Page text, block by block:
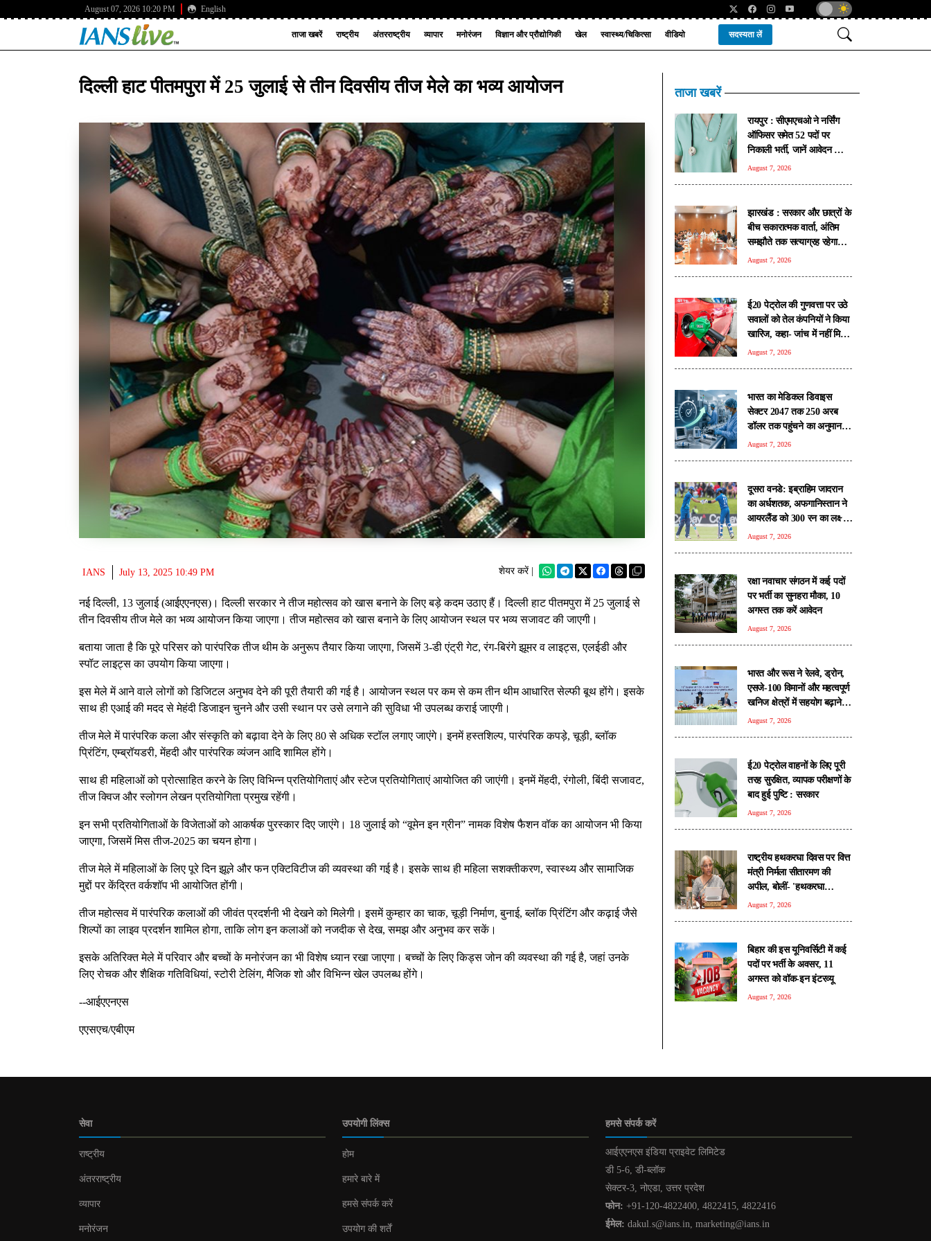
August 07, 2026 10:20 PM English
ताजा खबरें राष्ट्रीय अंतरराष्ट्रीय व्यापार मनोरंजन विज्ञान और प्रौद्योगिकी खेल स्वास्थ्य/चिकित्सा वीडियो सदस्यता लें
दिल्ली हाट पीतमपुरा में 25 जुलाई से तीन दिवसीय तीज मेले का भव्य आयोजन
IANS July 13, 2025 10:49 PM शेयर करें |
नई दिल्‍ली, 13 जुलाई (आईएएनएस)। दिल्ली सरकार ने तीज महोत्सव को खास बनाने के लिए बड़े कदम उठाए हैं। दिल्ली हाट पीतमपुरा में 25 जुलाई से
तीन दिवसीय तीज मेले का भव्य आयोजन किया जाएगा। तीज महोत्सव को खास बनाने के लिए आयोजन स्थल पर भव्य सजावट की जाएगी।
बताया जाता है कि पूरे परिसर को पारंपरिक तीज थीम के अनुरूप तैयार किया जाएगा, जिसमें 3-डी एंट्री गेट, रंग-बिरंगे झूमर व लाइट्स, एलईडी और
स्पॉट लाइट्स का उपयोग किया जाएगा।
इस मेले में आने वाले लोगों को डिजिटल अनुभव देने की पूरी तैयारी की गई है। आयोजन स्थल पर कम से कम तीन थीम आधारित सेल्फी बूथ होंगे। इसके
साथ ही एआई की मदद से मेहंदी डिजाइन चुनने और उसी स्थान पर उसे लगाने की सुविधा भी उपलब्ध कराई जाएगी।
तीज मेले में पारंपरिक कला और संस्कृति को बढ़ावा देने के लिए 80 से अधिक स्टॉल लगाए जाएंगे। इनमें हस्तशिल्प, पारंपरिक कपड़े, चूड़ी, ब्लॉक
प्रिंटिंग, एम्ब्रॉयडरी, मेंहदी और पारंपरिक व्यंजन आदि शामिल होंगे।
साथ ही महिलाओं को प्रोत्साहित करने के लिए विभिन्न प्रतियोगिताएं और स्टेज प्रतियोगिताएं आयोजित की जाएंगी। इनमें मेंहदी, रंगोली, बिंदी सजावट,
तीज क्विज और स्लोगन लेखन प्रतियोगिता प्रमुख रहेंगी।
इन सभी प्रतियोगिताओं के विजेताओं को आकर्षक पुरस्कार दिए जाएंगे। 18 जुलाई को “वूमेन इन ग्रीन” नामक विशेष फैशन वॉक का आयोजन भी किया
जाएगा, जिसमें मिस तीज-2025 का चयन होगा।
तीज मेले में महिलाओं के लिए पूरे दिन झूले और फन एक्टिविटीज की व्यवस्था की गई है। इसके साथ ही महिला सशक्‍तीकरण, स्वास्थ्य और सामाजिक
मुद्दों पर केंद्रित वर्कशॉप भी आयोजित होंगी।
तीज महोत्सव में पारंपरिक कलाओं की जीवंत प्रदर्शनी भी देखने को मिलेगी। इसमें कुम्हार का चाक, चूड़ी निर्माण, बुनाई, ब्लॉक प्रिंटिंग और कढ़ाई जैसे
शिल्पों का लाइव प्रदर्शन शामिल होगा, ताकि लोग इन कलाओं को नजदीक से देख, समझ और अनुभव कर सकें।
इसके अतिरिक्त मेले में परिवार और बच्चों के मनोरंजन का भी विशेष ध्यान रखा जाएगा। बच्चों के लिए किड्स जोन की व्यवस्था की गई है, जहां उनके
लिए रोचक और शैक्षिक गतिविधियां, स्टोरी टेलिंग, मैजिक शो और विभिन्न खेल उपलब्ध होंगे।
--आईएएनएस
एएसएच/एबीएम
ताजा खबरें
रायपुर : सीएमएचओ ने नर्सिंग
ऑफिसर समेत 52 पदों पर
निकाली भर्ती, जानें आवेदन की
सभी शर्तें
August 7, 2026
झारखंड : सरकार और छात्रों के
बीच सकारात्मक वार्ता, अंतिम
समझौते तक सत्याग्रह रहेगा
जारी
August 7, 2026
ई20 पेट्रोल की गुणवत्ता पर उठे
सवालों को तेल कंपनियों ने किया
खारिज, कहा- जांच में नहीं मिली
कोई गड़बड़ी
August 7, 2026
भारत का मेडिकल डिवाइस
सेक्टर 2047 तक 250 अरब
डॉलर तक पहुंचने का अनुमान:
रिपोर्ट
August 7, 2026
दूसरा वनडे: इब्राहिम जादरान
का अर्धशतक, अफगानिस्तान ने
आयरलैंड को 300 रन का लक्ष्य
दिया
August 7, 2026
रक्षा नवाचार संगठन में कई पदों
पर भर्ती का सुनहरा मौका, 10
अगस्त तक करें आवेदन
August 7, 2026
भारत और रूस ने रेलवे, ड्रोन,
एसजे-100 विमानों और महत्वपूर्ण
खनिज क्षेत्रों में सहयोग बढ़ाने
पर जताई सहमति
August 7, 2026
ई20 पेट्रोल वाहनों के लिए पूरी
तरह सुरक्षित, व्यापक परीक्षणों के
बाद हुई पुष्टि : सरकार
August 7, 2026
राष्ट्रीय हथकरघा दिवस पर वित्त
मंत्री निर्मला सीतारमण की
अपील, बोलीं- 'हथकरघा
अपनाएं, बुनकर परिवारों का करें
August 7, 2026
बिहार की इस यूनिवर्सिटी में कई
पदों पर भर्ती के अवसर, 11
अगस्त को वॉक-इन इंटरव्यू
August 7, 2026
सेवा
राष्ट्रीय
अंतरराष्ट्रीय
व्यापार
मनोरंजन
उपयोगी लिंक्स
होम
हमारे बारे में
हमसे संपर्क करें
उपयोग की शर्तें
हमसे संपर्क करें
आईएएनएस इंडिया प्राइवेट लिमिटेड
डी 5-6, डी-ब्लॉक
सेक्टर-3, नोएडा, उत्तर प्रदेश
फोन: +91-120-4822400, 4822415, 4822416
ईमेल: dakul.s@ians.in, marketing@ians.in